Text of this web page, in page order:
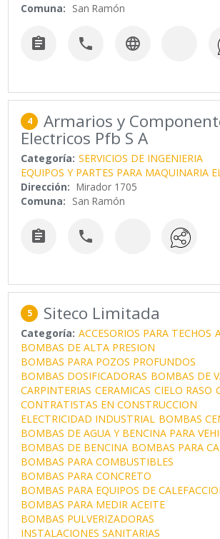
Comuna: San Ramón
  
4 Armarios y
Electricos Pfb S A
Categoría: SERVICIOS DE INGENIERIA
EQUIPOS Y PARTES PARA MAQUINARIA
Dirección: Mirador 1705
Comuna: San Ramón
 
5 Siteco Limitada
Categoría: ACCESORIOS PARA TECHOS
BOMBAS DE ALTA PRESION
BOMBAS PARA POZOS PROFUNDOS
BOMBAS DOSIFICADORAS BOMBAS DE
CARPINTERIAS CERAMICAS CIELO RASO
CONTRATISTAS EN CONSTRUCCION
ELECTRICIDAD INDUSTRIAL BOMBAS
BOMBAS DE AGUA Y BENCINA PARA
BOMBAS DE BENCINA BOMBAS PARA
BOMBAS PARA COMBUSTIBLES
BOMBAS PARA CONCRETO
BOMBAS PARA EQUIPOS DE
BOMBAS PARA MEDIR ACEITE
BOMBAS PULVERIZADORAS
INSTALACIONES SANITARIAS